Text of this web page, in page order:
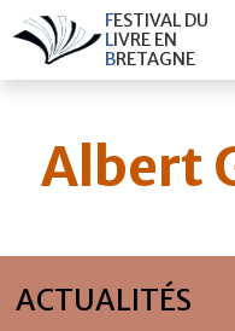
FESTIVAL DU
LIVRE EN
BRETAGNE
Albert
ACTUALITÉS